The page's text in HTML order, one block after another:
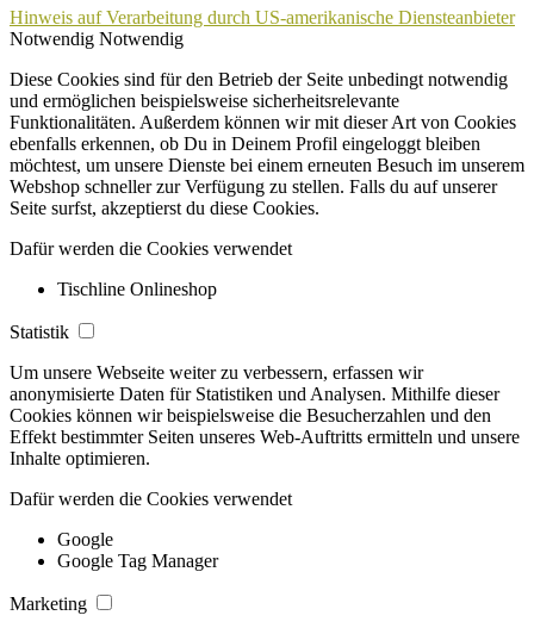
Hinweis auf Verarbeitung durch US-amerikanische Diensteanbieter
Notwendig Notwendig
Diese Cookies sind für den Betrieb der Seite unbedingt notwendig
und ermöglichen beispielsweise sicherheitsrelevante
Funktionalitäten. Außerdem können wir mit dieser Art von Cookies
ebenfalls erkennen, ob Du in Deinem Profil eingeloggt bleiben
möchtest, um unsere Dienste bei einem erneuten Besuch im unserem
Webshop schneller zur Verfügung zu stellen. Falls du auf unserer
Seite surfst, akzeptierst du diese Cookies.
Dafür werden die Cookies verwendet
Tischline Onlineshop
Statistik
Um unsere Webseite weiter zu verbessern, erfassen wir
anonymisierte Daten für Statistiken und Analysen. Mithilfe dieser
Cookies können wir beispielsweise die Besucherzahlen und den
Effekt bestimmter Seiten unseres Web-Auftritts ermitteln und unsere
Inhalte optimieren.
Dafür werden die Cookies verwendet
Google
Google Tag Manager
Marketing